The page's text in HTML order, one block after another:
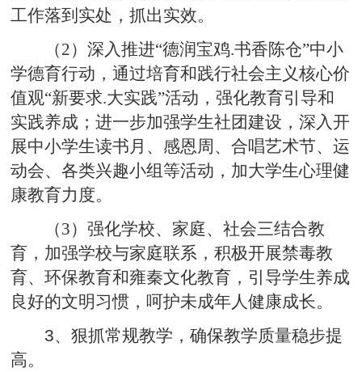
工作落到实处，抓出实效。
（2）深入推进“德润宝鸡.书香陈仓”中小
学德育行动，通过培育和践行社会主义核心价
值观“新要求.大实践”活动，强化教育引导和
实践养成；进一步加强学生社团建设，深入开
展中小学生读书月、感恩周、合唱艺术节、运
动会、各类兴趣小组等活动，加大学生心理健
康教育力度。
（3）强化学校、家庭、社会三结合教
育，加强学校与家庭联系，积极开展禁毒教
育、环保教育和雍秦文化教育，引导学生养成
良好的文明习惯，呵护未成年人健康成长。
3、狠抓常规教学，确保教学质量稳步提
高。